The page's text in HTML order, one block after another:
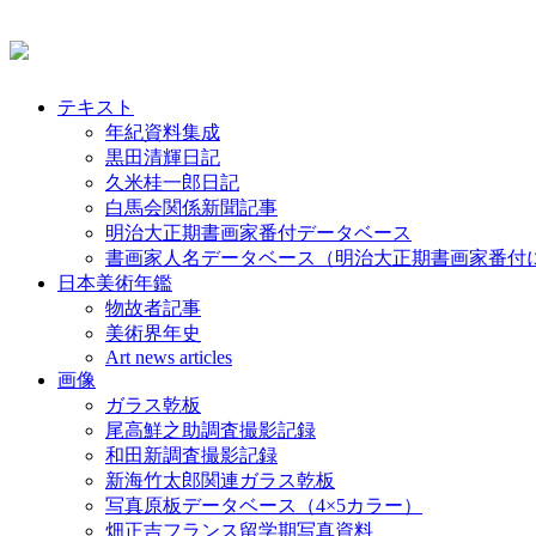
テキスト
年紀資料集成
黒田清輝日記
久米桂一郎日記
白馬会関係新聞記事
明治大正期書画家番付データベース
書画家人名データベース（明治大正期書画家番付
日本美術年鑑
物故者記事
美術界年史
Art news articles
画像
ガラス乾板
尾高鮮之助調査撮影記録
和田新調査撮影記録
新海竹太郎関連ガラス乾板
写真原板データベース（4×5カラー）
畑正吉フランス留学期写真資料